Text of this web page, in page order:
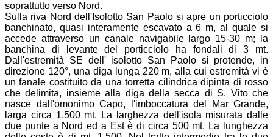
soprattutto verso Nord.
Sulla riva Nord dell'Isolotto San Paolo si apre un porticciolo
banchinato, quasi interamente escavato a 6 m, al quale si
accede attraverso un canale navigabile largo 15-30 m; la
banchina di levante del porticciolo ha fondali di 3 mt.
Dall'estremità SE dell' isolotto San Paolo si protende, in
direzione 120°, una diga lunga 220 m, alla cui estremità vi è
un fanale costituito da una torretta cilindrica dipinta di rosso
che delimita, insieme alla diga della secca di S. Vito che
nasce dall'omonimo Capo, l'imboccatura del Mar Grande,
larga circa 1.500 mt. La larghezza dell'isola misurata dalle
due punte a Nord ed a Est è di circa 500 mt. La lunghezza